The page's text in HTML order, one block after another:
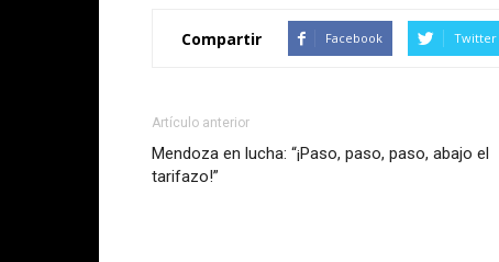
Compartir Facebook Twitter
Artículo anterior
Mendoza en lucha: “¡Paso, paso, paso, abajo el
tarifazo!”